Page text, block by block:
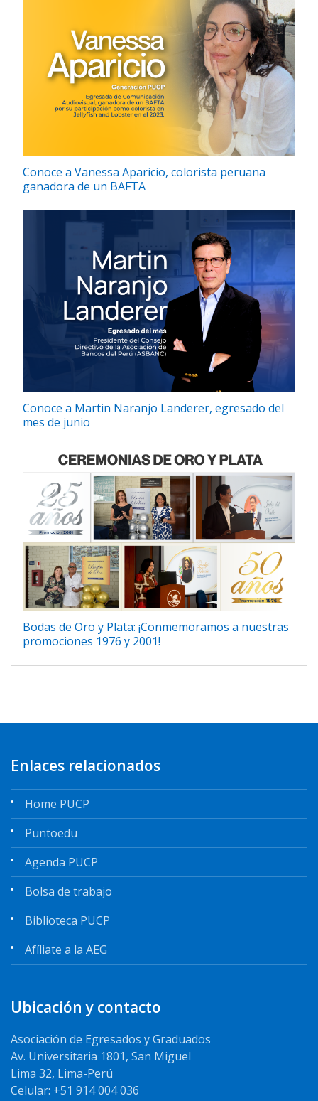
Conoce a Vanessa Aparicio, colorista peruana
ganadora de un BAFTA
Conoce a Martin Naranjo Landerer, egresado del
mes de junio
Bodas de Oro y Plata: ¡Conmemoramos a nuestras
promociones 1976 y 2001!
Enlaces relacionados
Home PUCP
Puntoedu
Agenda PUCP
Bolsa de trabajo
Biblioteca PUCP
Afíliate a la AEG
Ubicación y contacto
Asociación de Egresados y Graduados
Av. Universitaria 1801, San Miguel
Lima 32, Lima-Perú
Celular: +51 914 004 036